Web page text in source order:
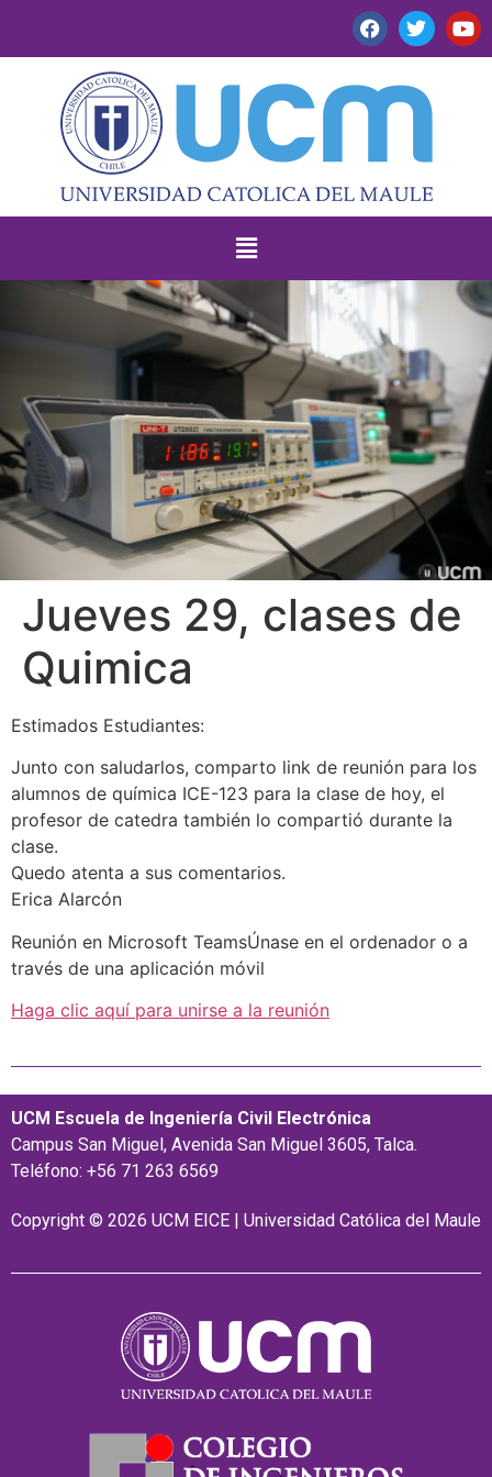
Jueves 29, clases de
Quimica
Estimados Estudiantes:
Junto con saludarlos, comparto link de reunión para los
alumnos de química ICE-123 para la clase de hoy, el
profesor de catedra también lo compartió durante la
clase.
Quedo atenta a sus comentarios.
Erica Alarcón
Reunión en Microsoft TeamsÚnase en el ordenador o a
través de una aplicación móvil
Haga clic aquí para unirse a la reunión
UCM Escuela de Ingeniería Civil Electrónica
Campus San Miguel, Avenida San Miguel 3605, Talca.
Teléfono: +56 71 263 6569
Copyright © 2026 UCM EICE | Universidad Católica del Maule